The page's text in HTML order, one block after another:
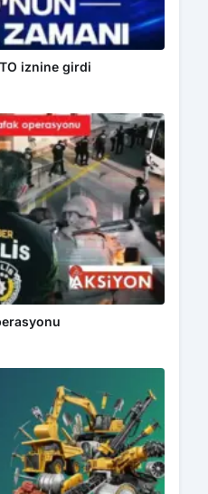
iznine girdi